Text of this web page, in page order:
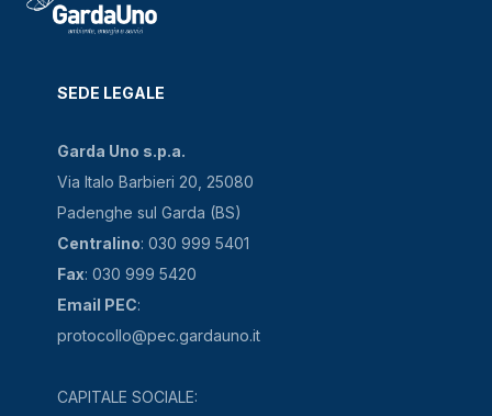
SEDE LEGALE
Garda Uno s.p.a.
Via Italo Barbieri 20, 25080
Padenghe sul Garda (BS)
Centralino: 030 999 5401
Fax: 030 999 5420
Email PEC:
protocollo@pec.gardauno.it
CAPITALE SOCIALE: